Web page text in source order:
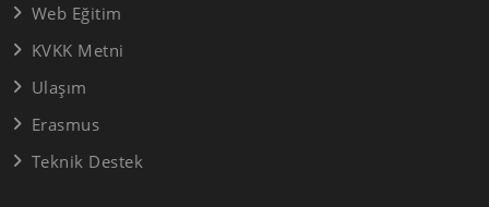
Web Eğitim
KVKK Metni
Ulaşım
Erasmus
Teknik Destek